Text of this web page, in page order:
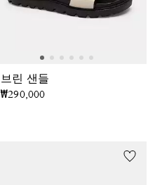
브린 샌들
₩290,000